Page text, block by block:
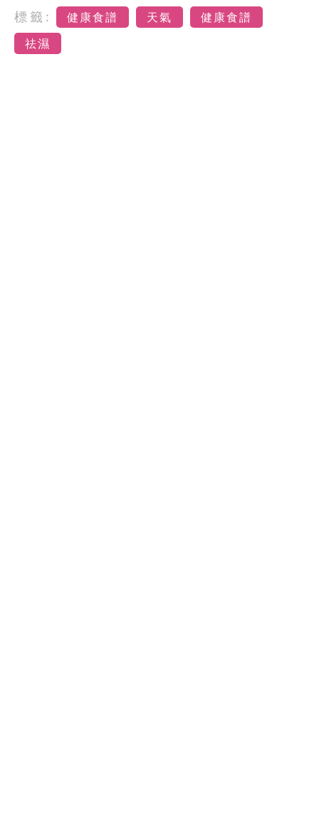
標籤: 健康食譜 天氣
健康食譜
祛濕